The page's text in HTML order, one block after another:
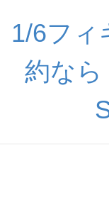
1/6フィ
約なら